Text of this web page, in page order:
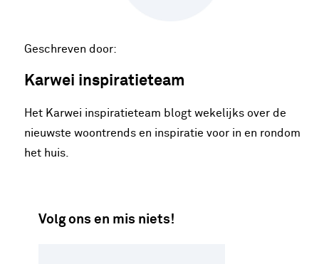
Geschreven door:
Karwei inspiratieteam
Het Karwei inspiratieteam blogt wekelijks over de
nieuwste woontrends en inspiratie voor in en rondom
het huis.
Volg ons en mis niets!